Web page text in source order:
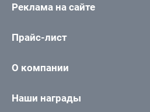
Реклама на сайте
Прайс-лист
О компании
Наши награды